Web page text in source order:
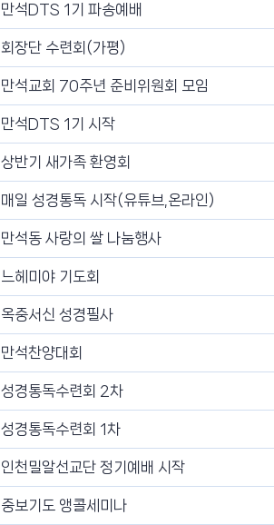
만석DTS 1기 파송예배
회장단 수련회(가평)
만석교회 70주년 준비위원회 모임
만석DTS 1기 시작
상반기 새가족 환영회
매일 성경통독 시작(유튜브,온라인)
만석동 사랑의 쌀 나눔행사
느헤미야 기도회
옥중서신 성경필사
만석찬양대회
성경통독수련회 2차
성경통독수련회 1차
인천밀알선교단 정기예배 시작
중보기도 앵콜세미나